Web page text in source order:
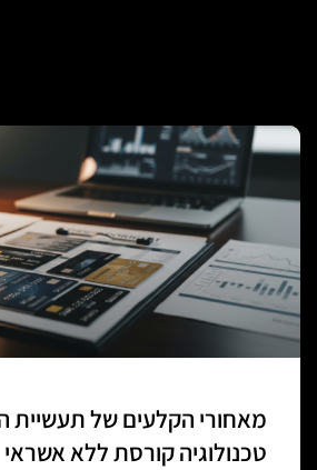
מאחורי הקלעים של תעשיית
טכנולוגיה קורסת ללא אשראי